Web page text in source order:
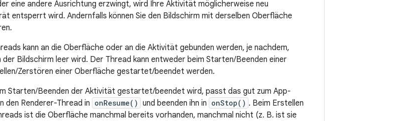
eine andere Ausrichtung erzwingt, wird Ihre Aktivität möglicherweise neu
entsperrt wird. Andernfalls können Sie den Bildschirm mit derselben Oberfläche
kann an die Oberfläche oder an die Aktivität gebunden werden, je nachdem,
der Bildschirm leer wird. Der Thread kann entweder beim Starten/Beenden einer
Zerstören einer Oberfläche gestartet/beendet werden.
Starten/Beenden der Aktivität gestartet/beendet wird, passt das gut zum App-
den Renderer-Thread in onResume() und beenden ihn in onStop() . Beim Erstellen
ist die Oberfläche manchmal bereits vorhanden, manchmal nicht (z. B. ist sie